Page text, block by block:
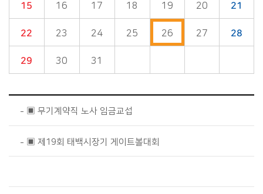
15 16 17 18 19 20 21
22 23 24 25 26 27 28
29 30 31
▣ 무기계약직 노사 임금교섭
▣ 제19회 태백시장기 게이트볼대회